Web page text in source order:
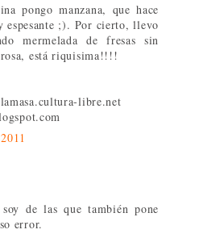
pongo manzana, que hace
;). Por cierto, llevo
mermelada de fresas sin
está riquisima!!!!
libre.net
de las que también pone
error.